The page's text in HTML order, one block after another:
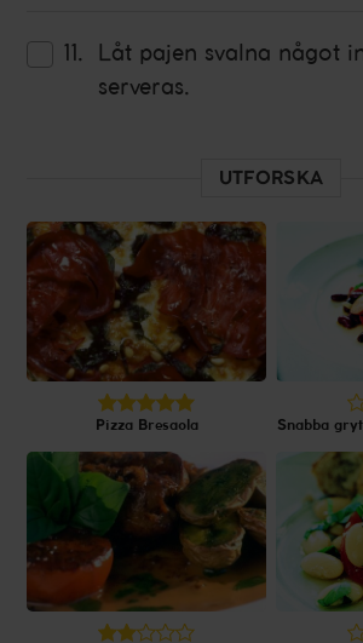
Låt pajen svalna något
serveras.
UTFORSKA
Pizza Bresaola Snabba